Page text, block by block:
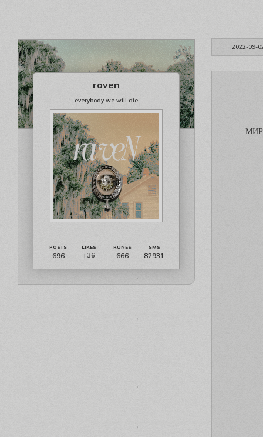
2022-09-
raven
everybody we will die
696 +36 666 82931
МИР